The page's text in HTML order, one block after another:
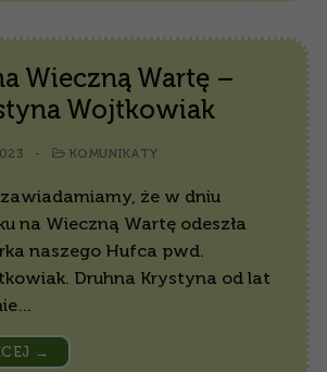
Wieczną Wartę –
Wojtkowiak
- KOMUNIKATY
że w dniu
na Wieczną Wartę odeszła
naszego Hufca pwd.
Druhna Krystyna od lat
→